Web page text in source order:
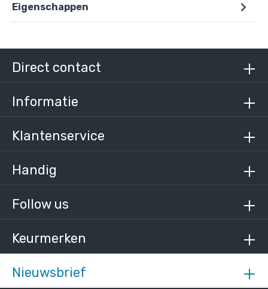
Eigenschappen
Nieuwsbrief
Follow us
Keurmerken
Direct contact
Informatie
Klantenservice
Handig